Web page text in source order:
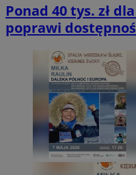
Ponad 40 tys. zł
poprawi